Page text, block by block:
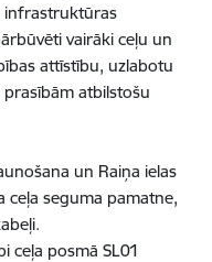
infrastruktūras
vairāki ceļu un
attīstību, uzlabotu
atbilstošu
un Raiņa ielas
ceļa seguma pamatne,
ceļa posmā SL01